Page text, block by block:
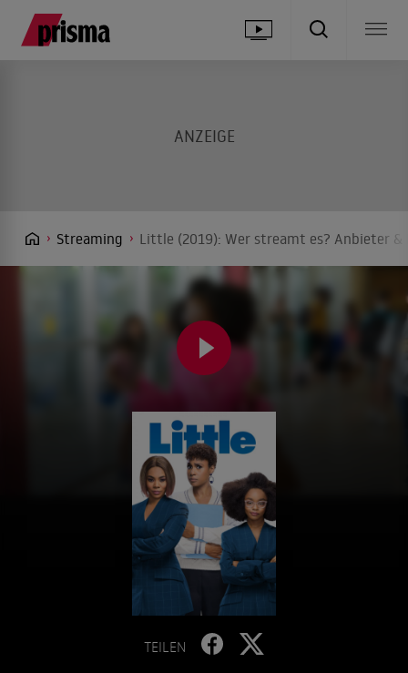
Streaming Little (2019): Wer streamt es? Anbieter &
TEILEN